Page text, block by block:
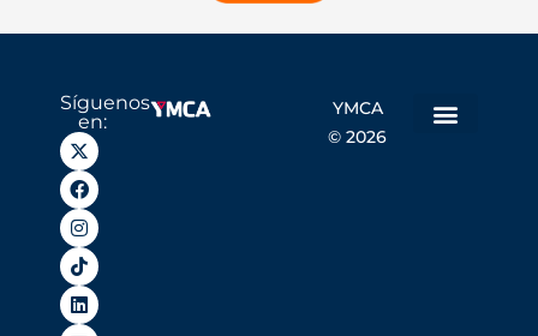
Síguenos
en:
YMCA
© 2026